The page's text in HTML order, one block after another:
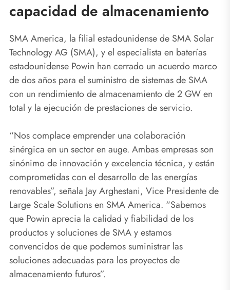
capacidad de almacenamiento
SMA America, la filial estadounidense de SMA Solar
Technology AG (SMA), y el especialista en baterías
estadounidense Powin han cerrado un acuerdo marco
de dos años para el suministro de sistemas de SMA
con un rendimiento de almacenamiento de 2 GW en
total y la ejecución de prestaciones de servicio.
“Nos complace emprender una colaboración
sinérgica en un sector en auge. Ambas empresas son
sinónimo de innovación y excelencia técnica, y están
comprometidas con el desarrollo de las energías
renovables”, señala Jay Arghestani, Vice Presidente de
Large Scale Solutions en SMA America. “Sabemos
que Powin aprecia la calidad y fiabilidad de los
productos y soluciones de SMA y estamos
convencidos de que podemos suministrar las
soluciones adecuadas para los proyectos de
almacenamiento futuros”.